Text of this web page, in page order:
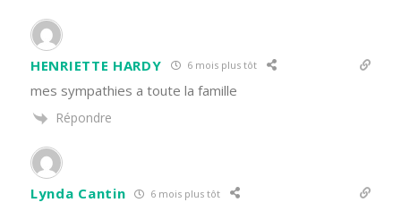
HENRIETTE HARDY 6 mois plus tôt
mes sympathies a toute la famille
Répondre
Lynda Cantin 6 mois plus tôt